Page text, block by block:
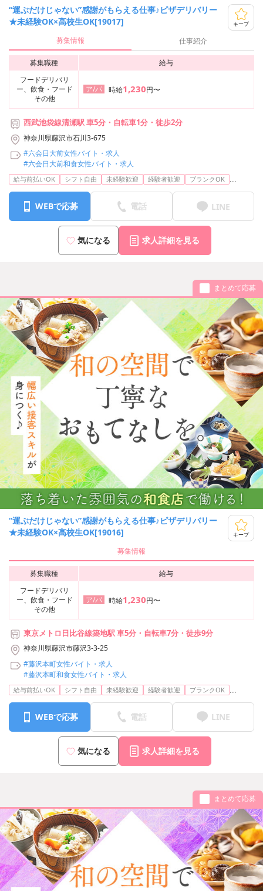
“運ぶだけじゃない”感謝がもらえる仕事♪ピザデリバリー
★未経験OK×高校生OK[19017]
キープ
募集情報 仕事紹介
募集職種
給与
フードデリバリ
ー、飲食・フード
その他
ア/パ 時給1,230円〜
西武池袋線清瀬駅 車5分・自転車1分・徒歩2分
神奈川県藤沢市石川3-675
#六会日大前女性バイト・求人
#六会日大前和食女性バイト・求人
給与前払いOK シフト自由 未経験歓迎 経験者歓迎 ブランクOK ...
WEBで応募 電話 LINE
気になる 求人詳細を見る
まとめて応募
“運ぶだけじゃない”感謝がもらえる仕事♪ピザデリバリー
★未経験OK×高校生OK[19016]
キープ
募集情報
募集職種
給与
フードデリバリ
ー、飲食・フード
その他
ア/パ 時給1,230円〜
東京メトロ日比谷線築地駅 車5分・自転車7分・徒歩9分
神奈川県藤沢市藤沢3-3-25
#藤沢本町女性バイト・求人
#藤沢本町和食女性バイト・求人
給与前払いOK シフト自由 未経験歓迎 経験者歓迎 ブランクOK ...
WEBで応募 電話 LINE
気になる 求人詳細を見る
まとめて応募